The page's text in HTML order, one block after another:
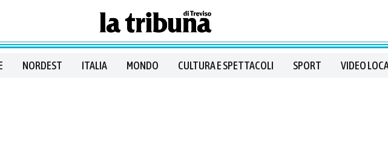
NORDEST ITALIA MONDO CULTURA E SPETTACOLI SPORT VIDEO